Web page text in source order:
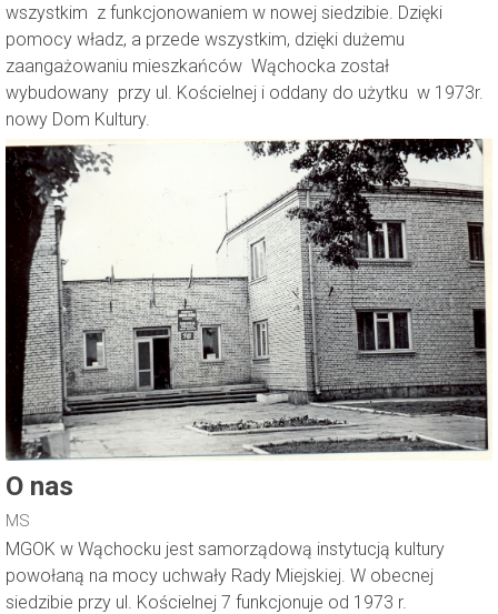
wszystkim z funkcjonowaniem w nowej siedzibie. Dzięki
pomocy władz, a przede wszystkim, dzięki dużemu
zaangażowaniu mieszkańców Wąchocka został
wybudowany przy ul. Kościelnej i oddany do użytku w 1973r.
nowy Dom Kultury.
O nas
MS
MGOK w Wąchocku jest samorządową instytucją kultury
powołaną na mocy uchwały Rady Miejskiej. W obecnej
siedzibie przy ul. Kościelnej 7 funkcjonuje od 1973 r.